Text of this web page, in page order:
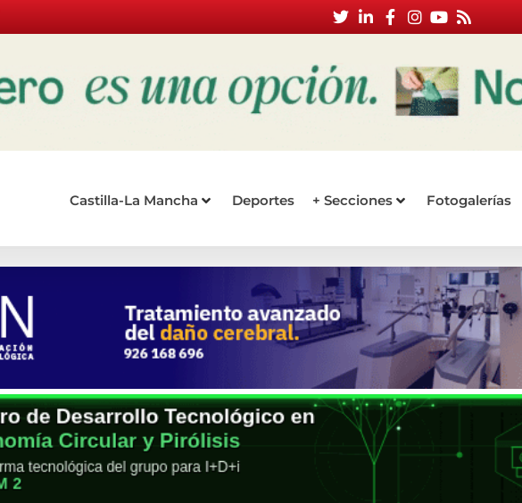
Castilla-La Mancha Deportes + Secciones Fotogalerías